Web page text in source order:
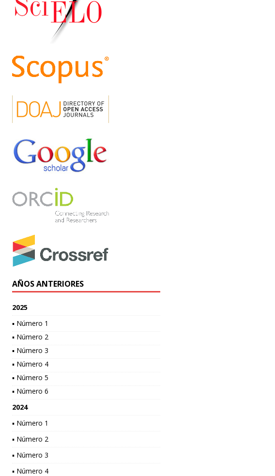
AÑOS ANTERIORES
2025
▪ Número 1
▪ Número 2
▪ Número 3
▪ Número 4
▪ Número 5
▪ Número 6
2024
▪ Número 1
▪ Número 2
▪ Número 3
▪ Número 4